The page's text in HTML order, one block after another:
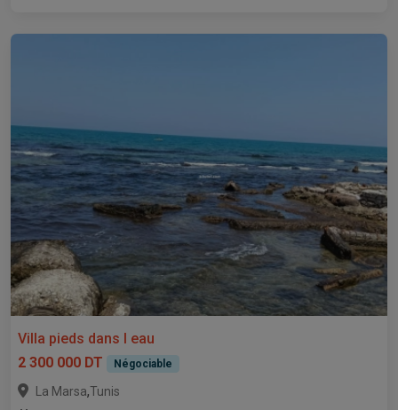
Villa pieds dans l eau
2 300 000 DT
Négociable
La Marsa,Tunis